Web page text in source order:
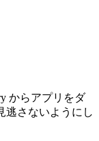
からアプリをダ
逃さないようにし